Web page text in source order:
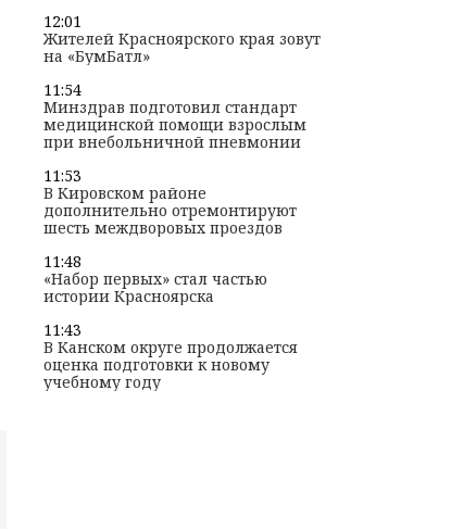
12:01
Жителей Красноярского края зовут
на «БумБатл»
11:54
Минздрав подготовил стандарт
медицинской помощи взрослым
при внебольничной пневмонии
11:53
В Кировском районе
дополнительно отремонтируют
шесть междворовых проездов
11:48
«Набор первых» стал частью
истории Красноярска
11:43
В Канском округе продолжается
оценка подготовки к новому
учебному году